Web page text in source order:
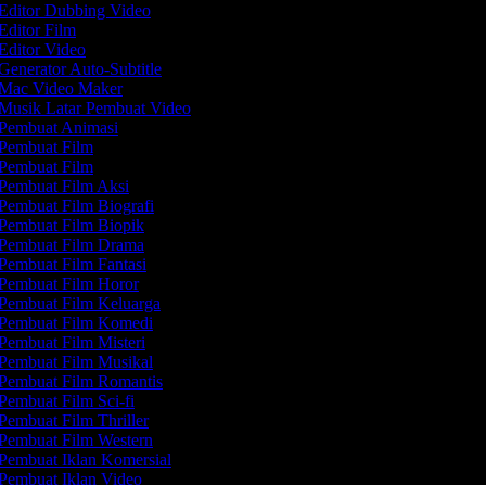
Dubbing Video
Film
Video
Auto-Subtitle
Video Maker
Latar Pembuat Video
Animasi
Film
Film
Film Aksi
Film Biografi
Film Biopik
Film Drama
Film Fantasi
Film Horor
Film Keluarga
Film Komedi
Film Misteri
Film Musikal
Film Romantis
Film Sci-fi
Film Thriller
Film Western
Iklan Komersial
Iklan Video